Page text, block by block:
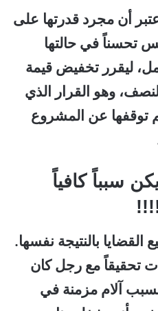
أن مجرد قدرتها على
تحسناً في حالتها
ليقرر تخفيض قيمة
وهو القرار الذي
توقفها عن المشروع
سبباً كافياً
القضايا بالنتيجة نفسها.
تحقيقاً مع رجل كان
آلام مزمنة في